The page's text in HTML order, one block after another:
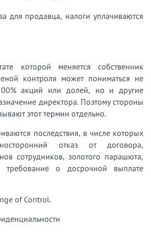
для продавца, налоги уплачиваются
которой меняется собственник
контроля может пониматься не
акций или долей, но и другие
директора. Поэтому стороны
этот термин отдельно.
последствия, в числе которых
отказ от договора,
сотрудников, золотого парашюта,
требование о досрочной выплате
of Control.